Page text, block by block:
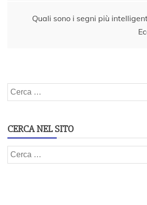
Quali sono i segni più
Ricerca
per:
CERCA NEL SITO
Ricerca
per: